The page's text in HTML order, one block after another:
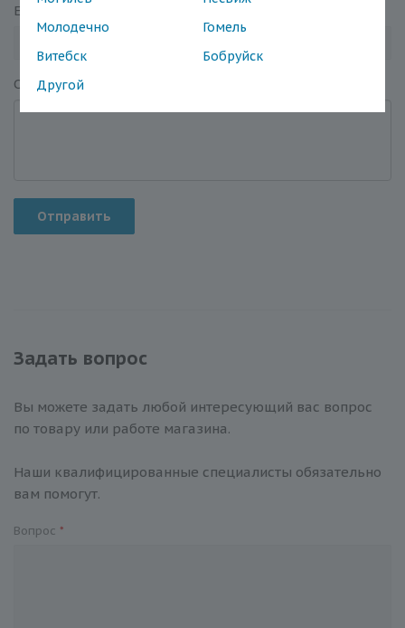
Молодечно
Гомель
Витебск
Бобруйск
Другой
Email
Отзыв*
Отправить
Задать вопрос
Вы можете задать любой интересующий вас вопрос
по товару или работе магазина.
Наши квалифицированные специалисты обязательно
вам помогут.
Вопрос *